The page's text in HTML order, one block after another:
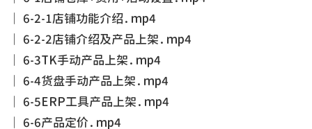
│ 6-2-1店铺功能介绍.mp4
│ 6-2-2店铺介绍及产品上架.mp4
│ 6-3TK手动产品上架.mp4
│ 6-4货盘手动产品上架.mp4
│ 6-5ERP工具产品上架.mp4
│ 6-6产品定价.mp4